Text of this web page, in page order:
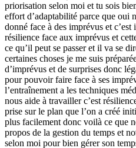
priorisation selon moi et tu sois
effort d’adaptabilité parce que oui
donné face à des imprévus et
résilience face aux imprévus et
ce qu’il peut se passer et il va se
certaines choses je me suis
d’imprévus et de surprises donc
pour pouvoir faire face à ses
l’entraînement a les techniques
nous aide à travailler c’est
prise sur le plan que l’on a créé
plus facilement donc voilà ce que
propos de la gestion du temps et
selon moi pour bien gérer son